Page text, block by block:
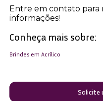
Entre em contato para
informações!
Conheça mais sobre:
Brindes em Acrílico
Solicite